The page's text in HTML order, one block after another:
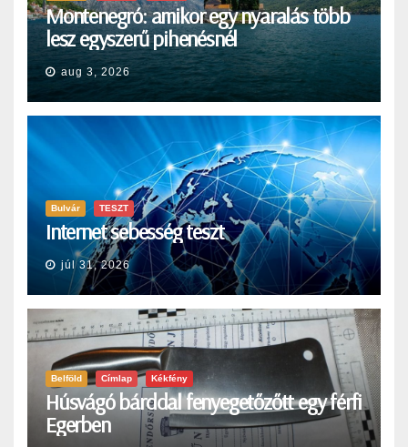
Montenegró: amikor egy nyaralás több
lesz egyszerű pihenésnél
aug 3, 2026
Bulvár TESZT
Internet sebesség teszt
júl 31, 2026
Belföld Címlap Kékfény
Húsvágó bárddal fenyegetőzőtt egy férfi
Egerben